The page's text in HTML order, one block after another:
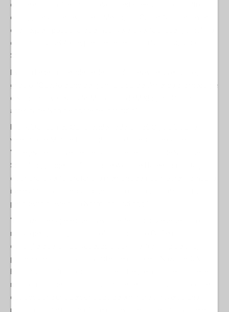
dolore e rabbia. "Le azioni a Wounded Knee non furono atti di
coraggio e valore degni della Medaglia d'Onore. Non c'è niente
che Hegseth possa fare per riscrivere la verità di quel giorno", ha
dichiarato Janet Alkire, presidente della tribù Standing Rock
Sioux.
gridato: "Questo è uno dei giorni più bui dell'America e le medaglie
devono essere revocate. Macchiano le Medaglie d'Onore
americane. Non c'è onore nell'omicidio".
veterano dei Marine, ha condannato la decisione come
"spregevole, non veritiera e insultante per la Grande Nazione
Sioux", aggiungendo: "Chiamare Wounded Knee una 'battaglia'
disonora la verità, profana la memoria dei nostri parenti e insulta
i veterani nativi americani che hanno combattuto e sono morti
per questo paese dalla Normandia ad oggi".
"È straziante sapere che la verità reale là fuori viene sepolta di
nuovo per guadagno politico", ha confidato OJ Semans,
consigliere della tribù Rosebud Sioux, mentre Philip Deloria,
professore di storia a Harvard e membro della Nazione Dakota,
modo in cui questa amministrazione pensa alla storia – come
qualcosa che una persona può determinare attraverso una
proclamazione magica. Saremo sempre qui per sconvolgere